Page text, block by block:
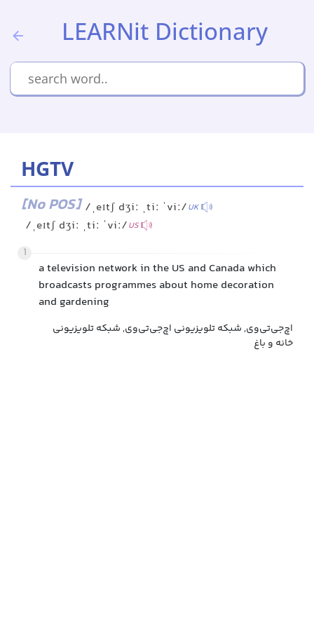
LEARNit Dictionary
HGTV
[No POS] /ˌeɪtʃ dʒiː ˌtiː ˈviː/UK
/ˌeɪtʃ dʒiː ˌtiː ˈviː/US
1
a television network in the US and Canada which
broadcasts programmes about home decoration
and gardening
اچ‌جی‌تی‌وی, شبکه تلویزیونی اچ‌جی‌تی‌وی, شبکه تلویزیونی
خانه و باغ